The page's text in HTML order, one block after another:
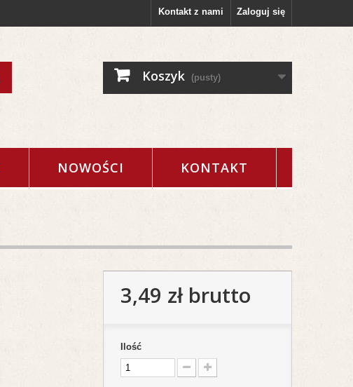
Zaloguj się
Kontakt z nami
Koszyk (pusty)
NOWOŚCI KONTAKT
3,49 złbrutto
Ilość